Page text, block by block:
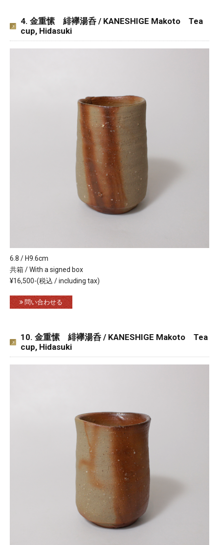
4. 金重愫 緋襷湯呑 / KANESHIGE Makoto Tea
cup, Hidasuki
6.8 / H9.6cm
共箱 / With a signed box
¥16,500-(税込 / including tax)
問い合わせる
10. 金重愫 緋襷湯呑 / KANESHIGE Makoto Tea
cup, Hidasuki